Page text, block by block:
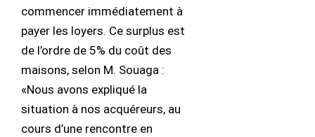
commencer immédiatement à
payer les loyers. Ce surplus est
de l’ordre de 5% du coût des
maisons, selon M. Souaga :
«Nous avons expliqué la
situation à nos acquéreurs, au
cours d’une rencontre en